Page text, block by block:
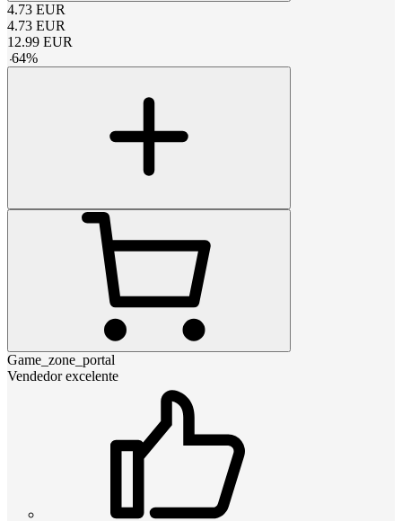
4.73 EUR
4.73 EUR
12.99 EUR
-64%
Game_zone_portal
Vendedor excelente